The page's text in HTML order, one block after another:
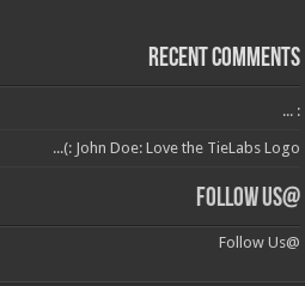
Recent Comments
: ...
John Doe: Love the TieLabs Logo :)...
@Follow Us
@Follow Us